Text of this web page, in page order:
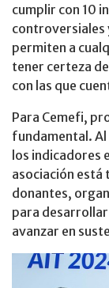
cumplir con 10
controversiales
permiten a
tener certeza
con las que
Para Cemefi,
fundamental. Al
los indicadores
asociación está
donantes,
para desarrollar
avanzar en